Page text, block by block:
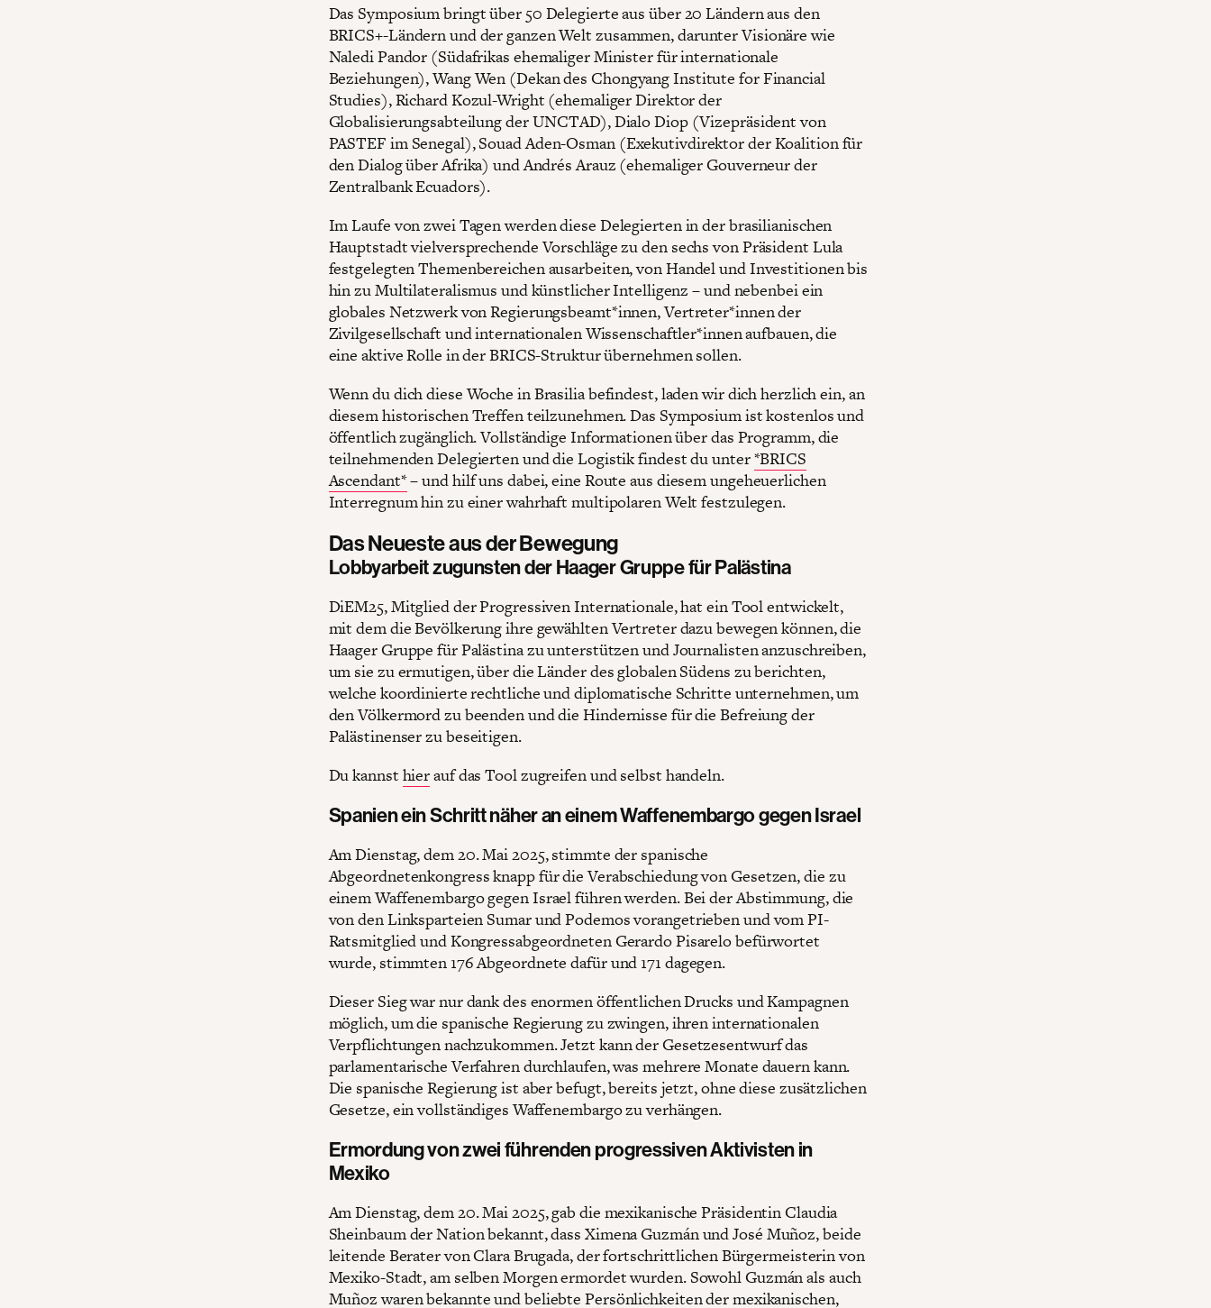
Das Symposium bringt über 50 Delegierte aus über 20 Ländern aus den
BRICS+-Ländern und der ganzen Welt zusammen, darunter Visionäre wie
Naledi Pandor (Südafrikas ehemaliger Minister für internationale
Beziehungen), Wang Wen (Dekan des Chongyang Institute for Financial
Studies), Richard Kozul-Wright (ehemaliger Direktor der
Globalisierungsabteilung der UNCTAD), Dialo Diop (Vizepräsident von
PASTEF im Senegal), Souad Aden-Osman (Exekutivdirektor der Koalition für
den Dialog über Afrika) und Andrés Arauz (ehemaliger Gouverneur der
Zentralbank Ecuadors).
Im Laufe von zwei Tagen werden diese Delegierten in der brasilianischen
Hauptstadt vielversprechende Vorschläge zu den sechs von Präsident Lula
festgelegten Themenbereichen ausarbeiten, von Handel und Investitionen bis
hin zu Multilateralismus und künstlicher Intelligenz – und nebenbei ein
globales Netzwerk von Regierungsbeamt*innen, Vertreter*innen der
Zivilgesellschaft und internationalen Wissenschaftler*innen aufbauen, die
eine aktive Rolle in der BRICS-Struktur übernehmen sollen.
Wenn du dich diese Woche in Brasilia befindest, laden wir dich herzlich ein, an
diesem historischen Treffen teilzunehmen. Das Symposium ist kostenlos und
öffentlich zugänglich. Vollständige Informationen über das Programm, die
teilnehmenden Delegierten und die Logistik findest du unter*BRICS
Ascendant*– und hilf uns dabei, eine Route aus diesem ungeheuerlichen
Interregnum hin zu einer wahrhaft multipolaren Welt festzulegen.
Das Neueste aus der Bewegung
Lobbyarbeit zugunsten der Haager Gruppe für Palästina
DiEM25, Mitglied der Progressiven Internationale, hat ein Tool entwickelt,
mit dem die Bevölkerung ihre gewählten Vertreter dazu bewegen können, die
Haager Gruppe für Palästina zu unterstützen und Journalisten anzuschreiben,
um sie zu ermutigen, über die Länder des globalen Südens zu berichten,
welche koordinierte rechtliche und diplomatische Schritte unternehmen, um
den Völkermord zu beenden und die Hindernisse für die Befreiung der
Palästinenser zu beseitigen.
Du kannst hierauf das Tool zugreifen und selbst handeln.
Spanien ein Schritt näher an einem Waffenembargo gegen Israel
Am Dienstag, dem 20. Mai 2025, stimmte der spanische
Abgeordnetenkongress knapp für die Verabschiedung von Gesetzen, die zu
einem Waffenembargo gegen Israel führen werden. Bei der Abstimmung, die
von den Linksparteien Sumar und Podemos vorangetrieben und vom PI-
Ratsmitglied und Kongressabgeordneten Gerardo Pisarelo befürwortet
wurde, stimmten 176 Abgeordnete dafür und 171 dagegen.
Dieser Sieg war nur dank des enormen öffentlichen Drucks und Kampagnen
möglich, um die spanische Regierung zu zwingen, ihren internationalen
Verpflichtungen nachzukommen. Jetzt kann der Gesetzesentwurf das
parlamentarische Verfahren durchlaufen, was mehrere Monate dauern kann.
Die spanische Regierung ist aber befugt, bereits jetzt, ohne diese zusätzlichen
Gesetze, ein vollständiges Waffenembargo zu verhängen.
Ermordung von zwei führenden progressiven Aktivisten in
Mexiko
Am Dienstag, dem 20. Mai 2025, gab die mexikanische Präsidentin Claudia
Sheinbaum der Nation bekannt, dass Ximena Guzmán und José Muñoz, beide
leitende Berater von Clara Brugada, der fortschrittlichen Bürgermeisterin von
Mexiko-Stadt, am selben Morgen ermordet wurden. Sowohl Guzmán als auch
Muñoz waren bekannte und beliebte Persönlichkeiten der mexikanischen,